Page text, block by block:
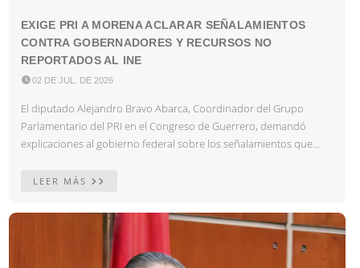
EXIGE PRI A MORENA ACLARAR SEÑALAMIENTOS
CONTRA GOBERNADORES Y RECURSOS NO
REPORTADOS AL INE
02 DE JUL. DE 2026
El diputado Alejandro Bravo Abarca, Coordinador del Grupo
Parlamentario del PRI en el Congreso de Guerrero, demandó
explicaciones al gobierno federal sobre los señalamientos que...
LEER MÁS